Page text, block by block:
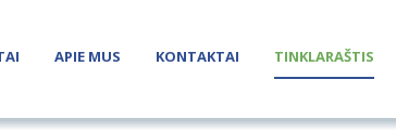
APIE MUS KONTAKTAI TINKLARAŠTIS